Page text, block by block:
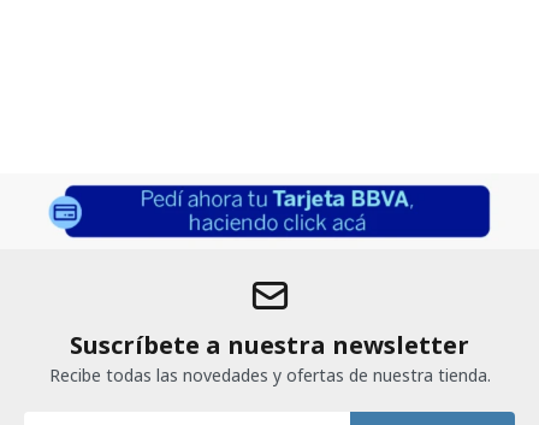
Suscríbete a nuestra newsletter
Recibe todas las novedades y ofertas de nuestra tienda.